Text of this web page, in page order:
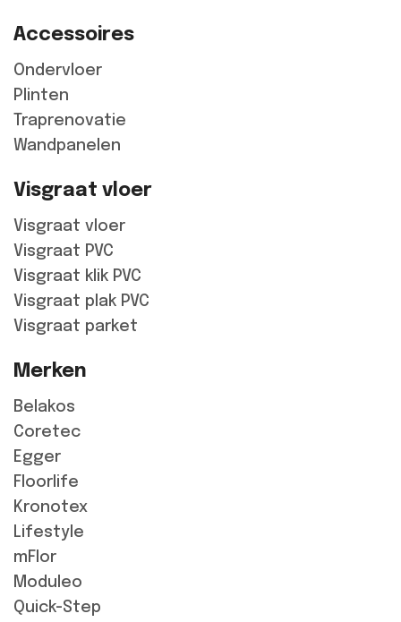
Accessoires
Ondervloer
Plinten
Traprenovatie
Wandpanelen
Visgraat vloer
Visgraat vloer
Visgraat PVC
Visgraat klik PVC
Visgraat plak PVC
Visgraat parket
Merken
Belakos
Coretec
Egger
Floorlife
Kronotex
Lifestyle
mFlor
Moduleo
Quick-Step